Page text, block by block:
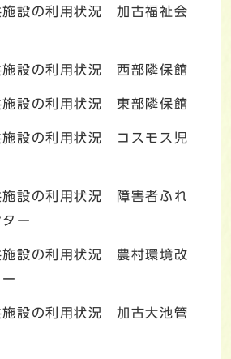
施設の利用状況 加古福祉会
施設の利用状況 西部隣保館
施設の利用状況 東部隣保館
施設の利用状況 コスモス児
施設の利用状況 障害者ふれ
ー
施設の利用状況 農村環境改
施設の利用状況 加古大池管